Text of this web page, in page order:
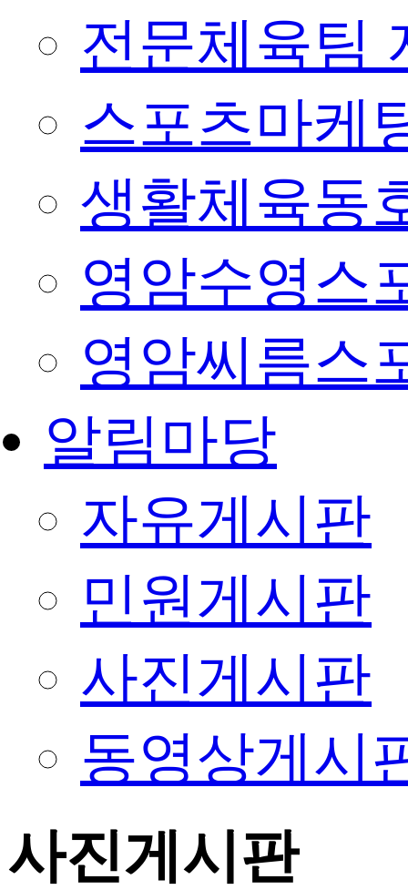
전문체육팀
스포츠마케
생활체육동
영암수영스
영암씨름스
알림마당
자유게시판
민원게시판
사진게시판
동영상게시
사진게시판